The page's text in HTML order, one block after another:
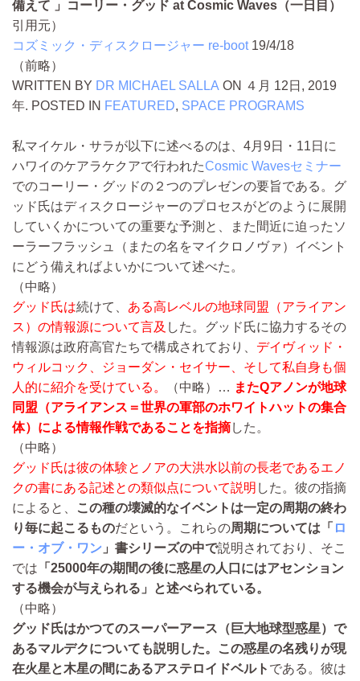
備えて 」コーリー・グッド at Cosmic Waves（一日目）
引用元）
コズミック・ディスクロージャー re-boot 19/4/18
（前略）
WRITTEN BY DR MICHAEL SALLA ON ４月 12日, 2019
年. POSTED IN FEATURED, SPACE PROGRAMS
私マイケル・サラが以下に述べるのは、4月9日・11日に
ハワイのケアラケクアで行われたCosmic Wavesセミナー
でのコーリー・グッドの２つのプレゼンの要旨である。グ
ッド氏はディスクロージャーのプロセスがどのように展開
していくかについての重要な予測と、また間近に迫ったソ
ーラーフラッシュ（またの名をマイクロノヴァ）イベント
にどう備えればよいかについて述べた。
（中略）
グッド氏は続けて、 ある高レベルの地球同盟（アライアン
ス）の情報源について言及 した。グッド氏に協力するその
情報源は政府高官たちで構成されており、 デイヴィッド・
ウィルコック、ジョーダン・セイサー、そして私自身も個
人的に紹介を受けている。
（中略）… またQアノンが地球
同盟（アライアンス＝世界の軍部のホワイトハットの集合
体）による情報作戦であることを指摘した。
（中略）
グッド氏は彼の体験とノアの大洪水以前の長老であるエノ
クの書にある記述との類似点について説明 した。彼の指摘
によると、
この種の壊滅的なイベントは一定の周期の終わ
り毎に起こるものだという。これらの周期については「 ロ
ー・オブ・ワン 」書シリーズの中で説明されており、そこ
では 「25000年の期間の後に惑星の人口にはアセンション
する機会が与えられる」と述べられている。
（中略）
グッド氏はかつてのスーパーアース（巨大地球型惑星）で
あるマルデクについても説明 した。この惑星の名残りが現
在火星と木星の間にあるアステロイドベルト である。彼は